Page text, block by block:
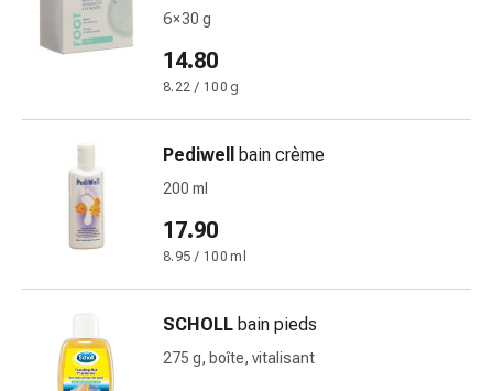
médicaux
Oreilles
l'oreille
oreilles
Gouttes
pour
yeux
6 × 30 g
14.80
8.22 / 100 g
Pediwell bain crème
200 ml
17.90
8.95 / 100 ml
SCHOLL bain pieds
275 g, boîte, vitalisant